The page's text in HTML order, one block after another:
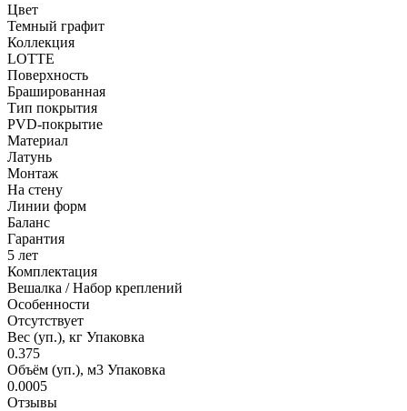
Цвет
Темный графит
Коллекция
LOTTE
Поверхность
Брашированная
Тип покрытия
PVD-покрытие
Материал
Латунь
Монтаж
На стену
Линии форм
Баланс
Гарантия
5 лет
Комплектация
Вешалка / Набор креплений
Особенности
Отсутствует
Вес (уп.), кг Упаковка
0.375
Объём (уп.), м3 Упаковка
0.0005
Отзывы